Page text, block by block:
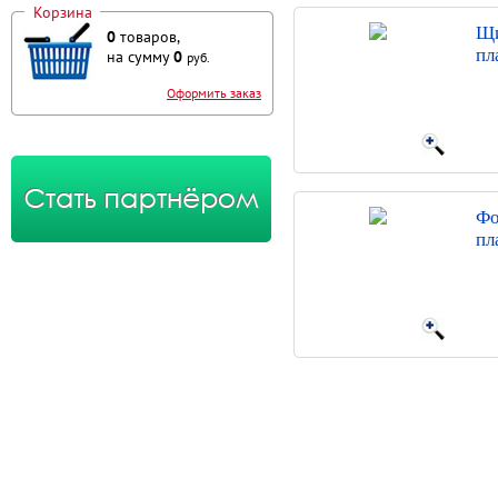
Корзина
0 товаров,
на сумму0 руб.
Оформить заказ